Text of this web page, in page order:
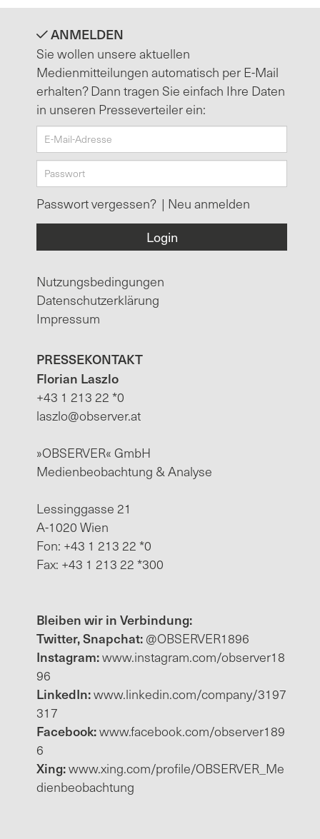
ANMELDEN
Sie wollen unsere aktuellen
Medienmitteilungen automatisch per E-Mail
erhalten? Dann tragen Sie einfach Ihre Daten
in unseren Presseverteiler ein:
Passwort vergessen? | Neu anmelden
Nutzungsbedingungen
Datenschutzerklärung
Impressum
PRESSEKONTAKT
Florian Laszlo
+43 1 213 22 *0
laszlo@observer.at
»OBSERVER« GmbH
Medienbeobachtung & Analyse
Lessinggasse 21
A-1020 Wien
Fon: +43 1 213 22 *0
Fax: +43 1 213 22 *300
Bleiben wir in Verbindung:
Twitter, Snapchat:@OBSERVER1896
Instagram:www.instagram.com/observer18
96
LinkedIn:www.linkedin.com/company/3197
317
Facebook:www.facebook.com/observer189
6
Xing:www.xing.com/profile/OBSERVER_Me
dienbeobachtung